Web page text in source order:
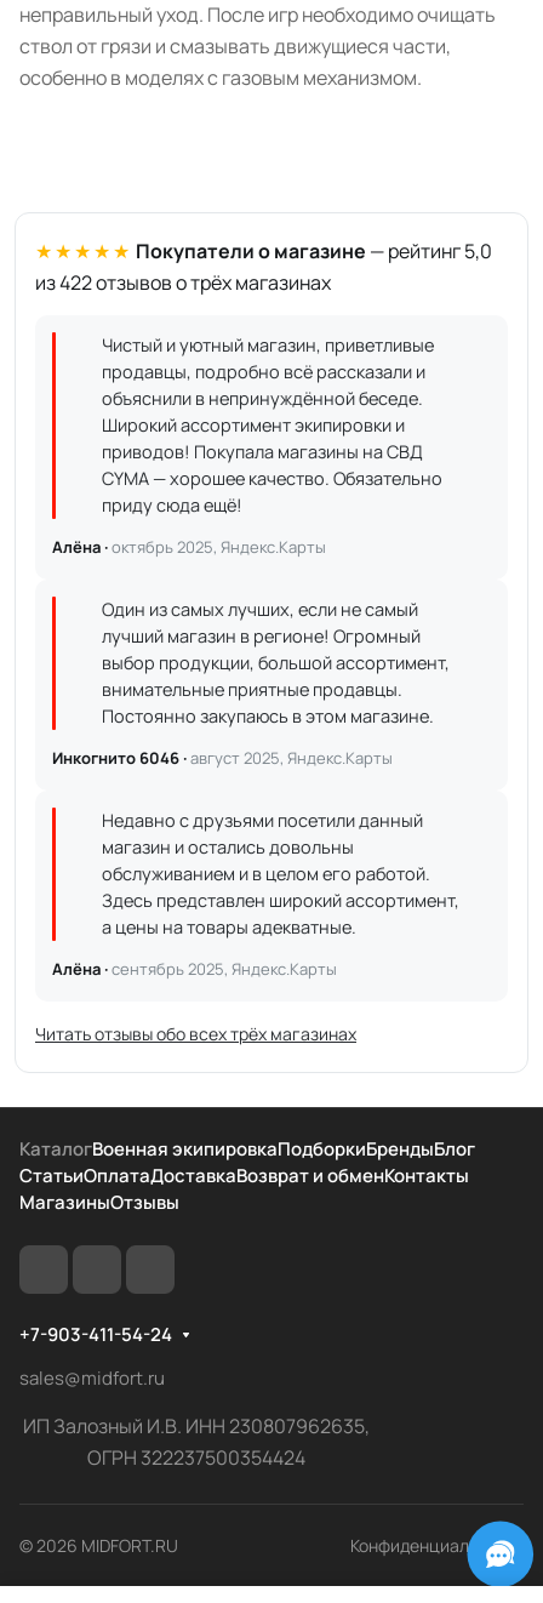
неправильный уход. После игр необходимо очищать
ствол от грязи и смазывать движущиеся части,
особенно в моделях с газовым механизмом.
★★★★★ Покупатели о магазине — рейтинг 5,0
из 422 отзывов о трёх магазинах
Чистый и уютный магазин, приветливые
продавцы, подробно всё рассказали и
объяснили в непринуждённой беседе.
Широкий ассортимент экипировки и
приводов! Покупала магазины на СВД
CYMA — хорошее качество. Обязательно
приду сюда ещё!
Алёна ·октябрь 2025, Яндекс.Карты
Один из самых лучших, если не самый
лучший магазин в регионе! Огромный
выбор продукции, большой ассортимент,
внимательные приятные продавцы.
Постоянно закупаюсь в этом магазине.
Инкогнито 6046 ·август 2025, Яндекс.Карты
Недавно с друзьями посетили данный
магазин и остались довольны
обслуживанием и в целом его работой.
Здесь представлен широкий ассортимент,
а цены на товары адекватные.
Алёна ·сентябрь 2025, Яндекс.Карты
Читать отзывы обо всех трёх магазинах
КаталогВоенная экипировкаПодборкиБрендыБлог
СтатьиОплатаДоставкаВозврат и обменКонтакты
МагазиныОтзывы
+7-903-411-54-24
sales@midfort.ru
ИП Залозный И.В. ИНН 230807962635,
ОГРН 322237500354424
© 2026 MIDFORT.RU Конфиденциальность